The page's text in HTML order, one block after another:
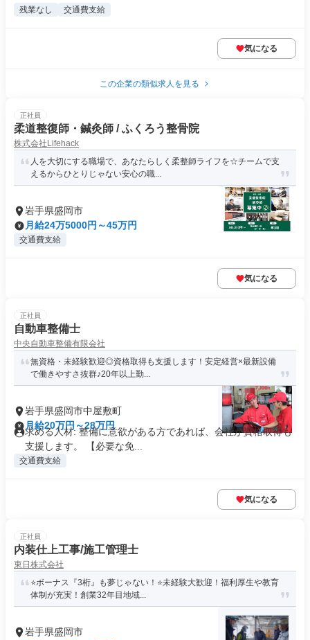
残業なし 交通費支給
気になる
この企業の類似求人を見る
正社員
柔道整復師・鍼灸師 / ふくろう整骨院
株式会社Lifehack
人を大切にする職場で、あなたらしく柔整師ライフを☆チームで支
えるからひとりじゃない安心の職...
岩手県盛岡市
月給24万5000円～45万円
交通費支給
気になる
正社員
自動車整備士
中央自動車整備有限会社
無資格・未経験歓迎◎資格取得も支援します！安定経営×最新設備
で働きやすさ抜群♪20年以上勤...
岩手県盛岡市中屋敷町
月給20万円～28万円
求める人材: 整備に意欲がある方であれば、会社が資格取得も
支援します。 【必要な免...
交通費支給
気になる
正社員
内装仕上工事/施工管理士
東日株式会社
⭐ボーナス『3桁』も夢じゃない！⭐未経験大歓迎！福利厚生や教育
体制が充実！創業32年目地域...
岩手県盛岡市